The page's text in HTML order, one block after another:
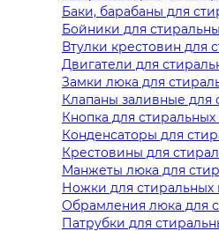
Баки, барабаны для
Бойники для
Втулки крестовин для
Двигатели для
Замки люка для
Клапаны заливные для
Кнопка для
Конденсаторы для
Крестовины для
Манжеты люка для
Ножки для
Обрамления люка для
Патрубки для